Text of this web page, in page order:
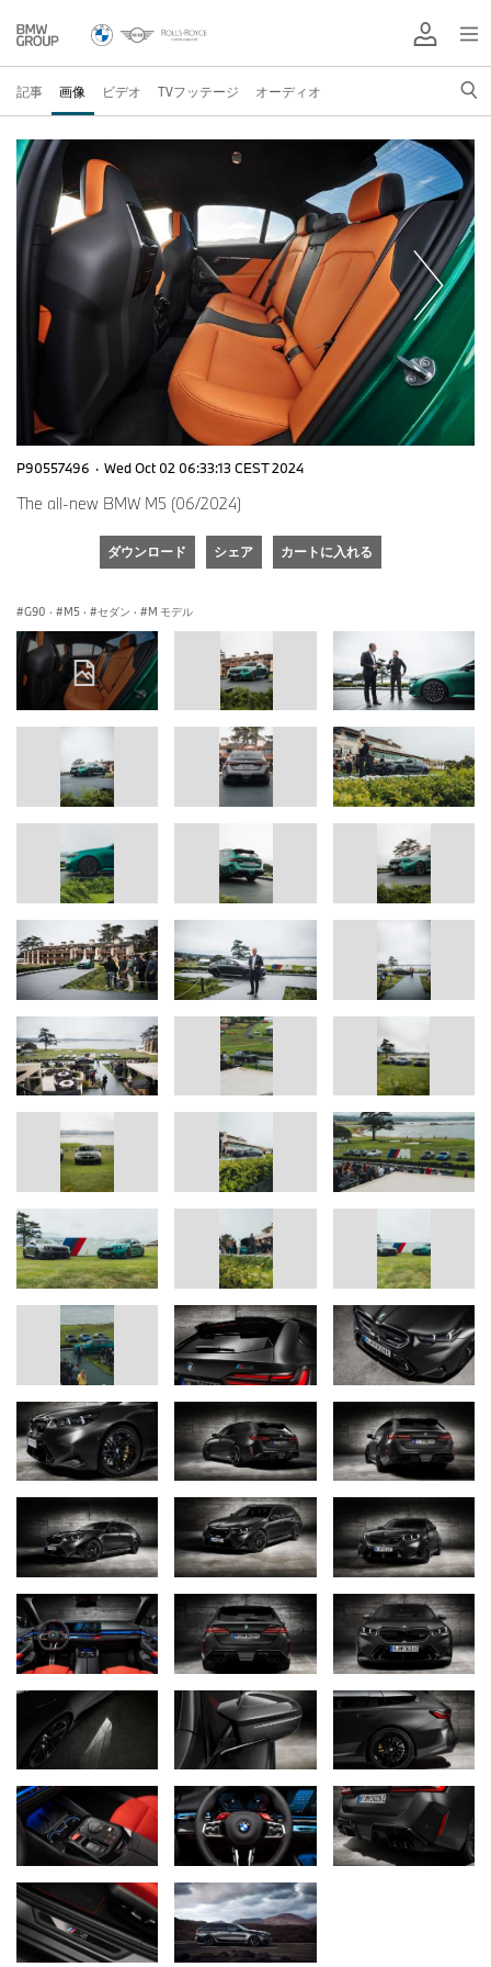
記事 画像 ビデオ TVフッテージ オーディオ
P90557496 · Wed Oct 02 06:33:13 CEST 2024
The all-new BMW M5 (06/2024)
ダウンロード シェア カートに入れる
G90 · M5 · セダン · M モデル